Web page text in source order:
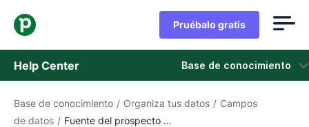
Pruébalo gratis
Help Center Base de conocimiento
Base de conocimiento
Base de conocimiento / Organiza tus datos / Campos
de datos / Fuente del prospecto ...